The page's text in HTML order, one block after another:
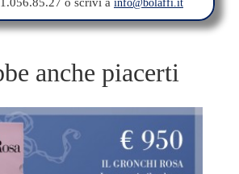
info@bolaffi.it
anche piacerti